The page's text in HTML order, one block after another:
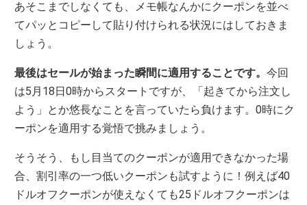
あそこまでしなくても、メモ帳なんかにクーポンを並べ
てパッとコピーして貼り付けられる状況にはしておきま
しょう。
最後はセールが始まった瞬間に適用することです。今回
は5月18日0時からスタートですが、「起きてから注文し
よう」とか悠長なことを言っていたら負けます。0時にク
ーポンを適用する覚悟で挑みましょう。
そうそう、もし目当てのクーポンが適用できなかった場
合、割引率の一つ低いクーポンも試すように！例えば40
ドルオフクーポンが使えなくても25ドルオフクーポンは